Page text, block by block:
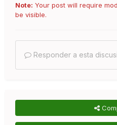
Note: Your post will require
be visible.
Responder a esta